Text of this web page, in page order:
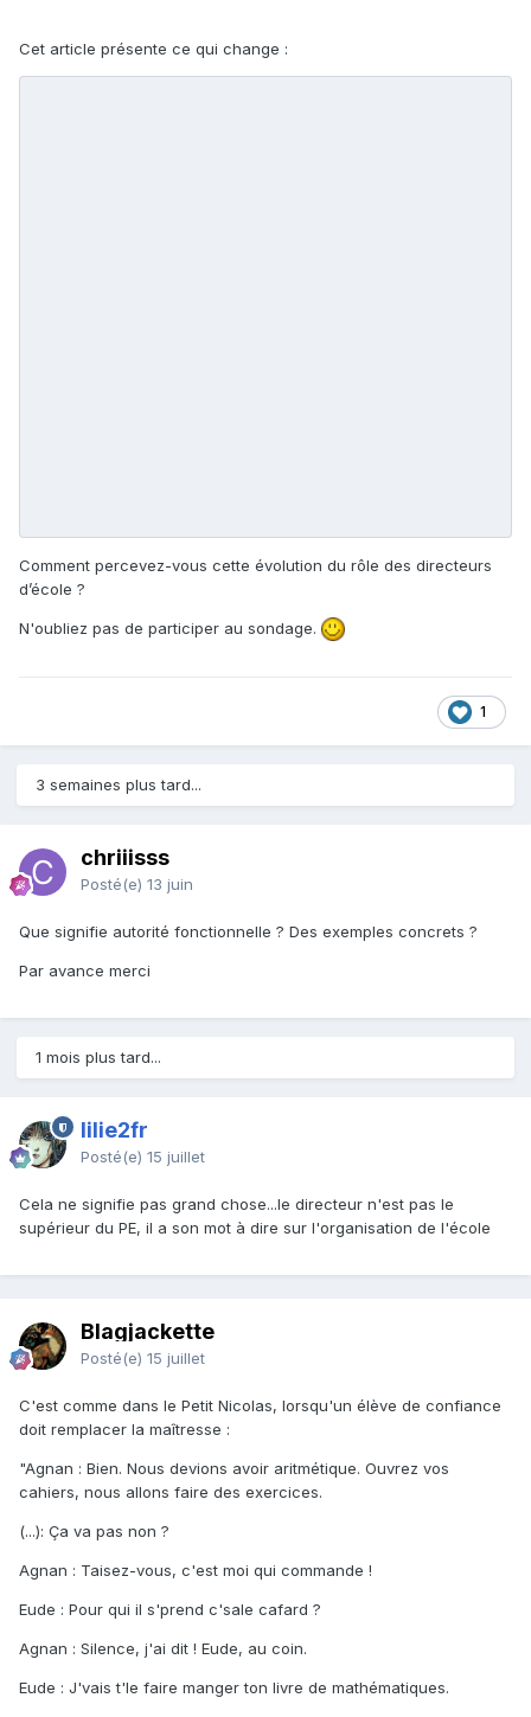
Cet article présente ce qui change :
Comment percevez-vous cette évolution du rôle des directeurs
d’école ?
N'oubliez pas de participer au sondage.
1
3 semaines plus tard...
chriiisss
Posté(e) 13 juin
Que signifie autorité fonctionnelle ? Des exemples concrets ?
Par avance merci
1 mois plus tard...
lilie2fr
Posté(e) 15 juillet
Cela ne signifie pas grand chose...le directeur n'est pas le
supérieur du PE, il a son mot à dire sur l'organisation de l'école
Blagjackette
Posté(e) 15 juillet
C'est comme dans le Petit Nicolas, lorsqu'un élève de confiance
doit remplacer la maîtresse :
"Agnan : Bien. Nous devions avoir aritmétique. Ouvrez vos
cahiers, nous allons faire des exercices.
(...): Ça va pas non ?
Agnan : Taisez-vous, c'est moi qui commande !
Eude : Pour qui il s'prend c'sale cafard ?
Agnan : Silence, j'ai dit ! Eude, au coin.
Eude : J'vais t'le faire manger ton livre de mathématiques.